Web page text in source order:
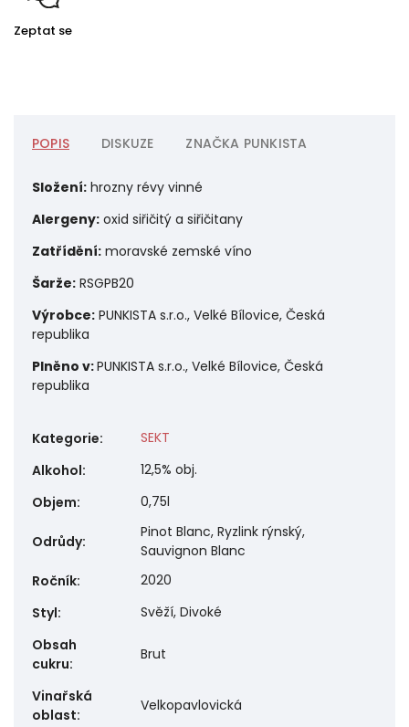
Zeptat se
POPIS DISKUZE ZNAČKA PUNKISTA
Složení: hrozny révy vinné
Alergeny: oxid siřičitý a siřičitany
Zatřídění: moravské zemské víno
Šarže: RSGPB20
Výrobce: PUNKISTA s.r.o., Velké Bílovice, Česká
republika
Plněno v:PUNKISTA s.r.o., Velké Bílovice, Česká
republika
Kategorie:
SEKT
Alkohol:
12,5% obj.
Objem: 0,75l
Odrůdy:
Pinot Blanc, Ryzlink rýnský,
Sauvignon Blanc
Ročník:
2020
Styl:
Svěží, Divoké
Obsah
cukru:
Brut
Vinařská
oblast:
Velkopavlovická